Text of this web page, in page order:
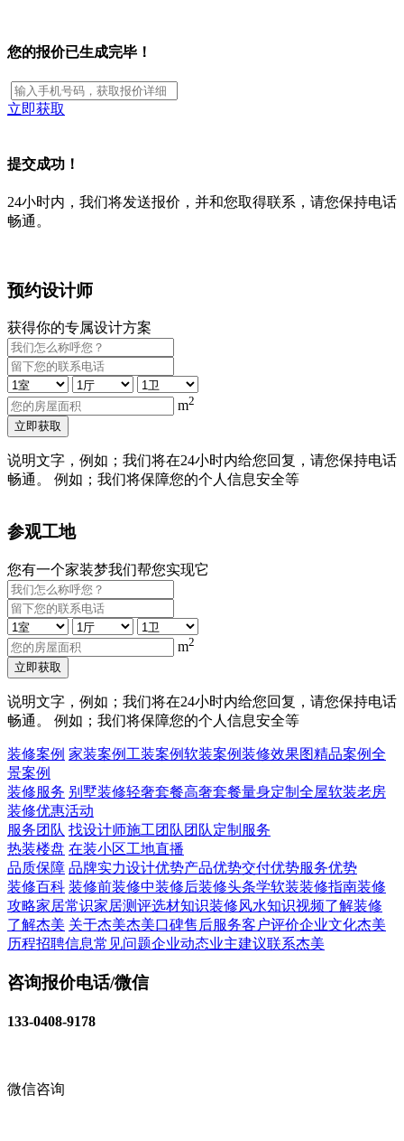
您的报价已生成完毕！
立即获取
提交成功！
24小时内，我们将发送报价，并和您取得联系，请您保持电话
畅通。
预约设计师
获得你的专属设计方案
m2
立即获取
说明文字，例如；我们将在24小时内给您回复，请您保持电话
畅通。 例如；我们将保障您的个人信息安全等
参观工地
您有一个家装梦我们帮您实现它
m2
立即获取
说明文字，例如；我们将在24小时内给您回复，请您保持电话
畅通。 例如；我们将保障您的个人信息安全等
装修案例 家装案例 工装案例软装案例装修效果图精品案例全
景案例
装修服务 别墅装修轻奢套餐高奢套餐量身定制 全屋软装老房
装修优惠活动
服务团队 找设计师施工团队 团队定制服务
热装楼盘 在装小区工地直播
品质保障 品牌实力设计优势产品优势交付优势服务优势
装修百科 装修前装修中装修后装修头条学软装装修指南装修
攻略家居常识家居测评选材知识装修风水知识视频了解装修
了解杰美 关于杰美杰美口碑售后服务客户评价企业文化杰美
历程招聘信息常见问题企业动态业主建议联系杰美
咨询报价电话/微信
133-0408-9178
微信咨询